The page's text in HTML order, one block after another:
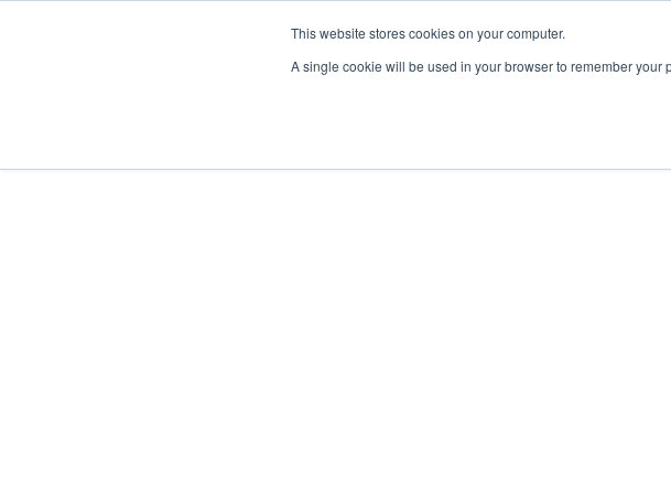
This website stores cookies on your computer.
A single cookie will be used in your browser to remember your